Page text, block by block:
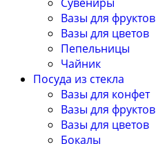
Вазы для фруктов
Вазы для цветов
Пепельницы
Чайник
Посуда из стекла
Вазы для конфет
Вазы для фруктов
Вазы для цветов
Бокалы